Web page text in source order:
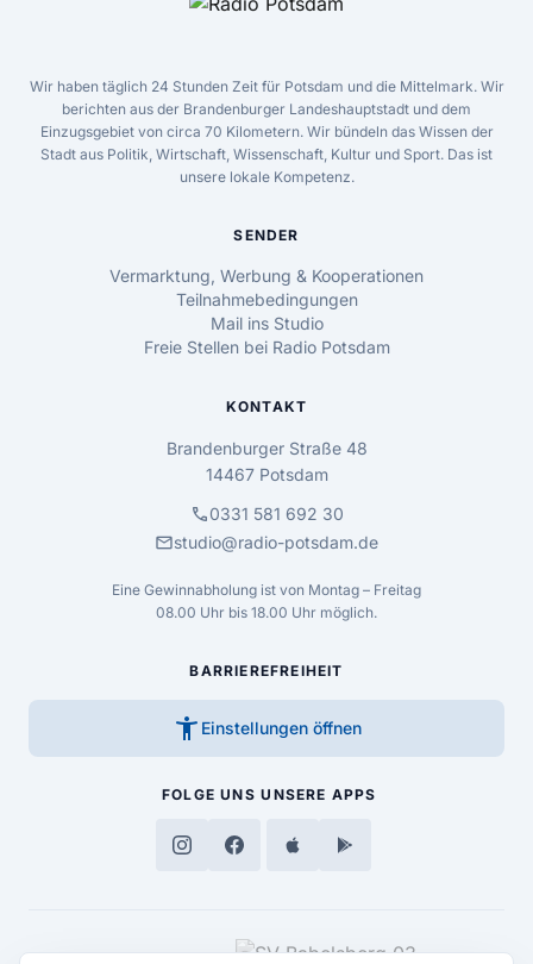
Wir haben täglich 24 Stunden Zeit für Potsdam und die Mittelmark. Wir
berichten aus der Brandenburger Landeshauptstadt und dem
Einzugsgebiet von circa 70 Kilometern. Wir bündeln das Wissen der
Stadt aus Politik, Wirtschaft, Wissenschaft, Kultur und Sport. Das ist
unsere lokale Kompetenz.
SENDER
Vermarktung, Werbung & Kooperationen
Teilnahmebedingungen
Mail ins Studio
Freie Stellen bei Radio Potsdam
KONTAKT
Brandenburger Straße 48
14467 Potsdam
call0331 581 692 30
mailstudio@radio-potsdam.de
Eine Gewinnabholung ist von Montag – Freitag
08.00 Uhr bis 18.00 Uhr möglich.
BARRIEREFREIHEIT
accessibility_new Einstellungen öffnen
FOLGE UNS UNSERE APPS
MEDIENPARTNER